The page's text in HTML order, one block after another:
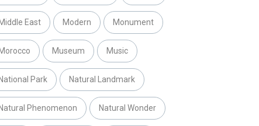
Middle East Modern Monument
Morocco Museum Music
National Park Natural Landmark
Natural Phenomenon Natural Wonder